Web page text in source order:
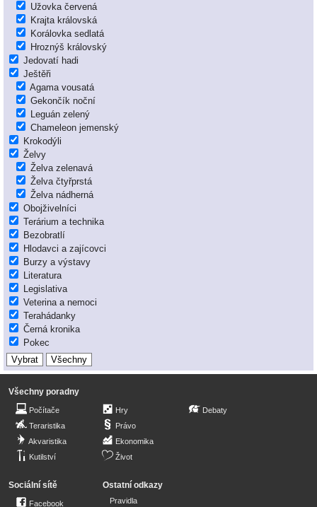
Užovka červená
Krajta královská
Korálovka sedlatá
Hroznýš královský
Jedovatí hadi
Ještěři
Agama vousatá
Gekončík noční
Leguán zelený
Chameleon jemenský
Krokodýli
Želvy
Želva zelenavá
Želva čtyřprstá
Želva nádherná
Obojživelníci
Terárium a technika
Bezobratlí
Hlodavci a zajícovci
Burzy a výstavy
Literatura
Legislativa
Veterina a nemoci
Terahádanky
Černá kronika
Pokec
Všechny poradny
Počítače
Teraristika
Akvaristika
Kutilství
Hry
Právo
Ekonomika
Život
Debaty
Sociální sítě
Facebook
Ostatní odkazy
Pravidla